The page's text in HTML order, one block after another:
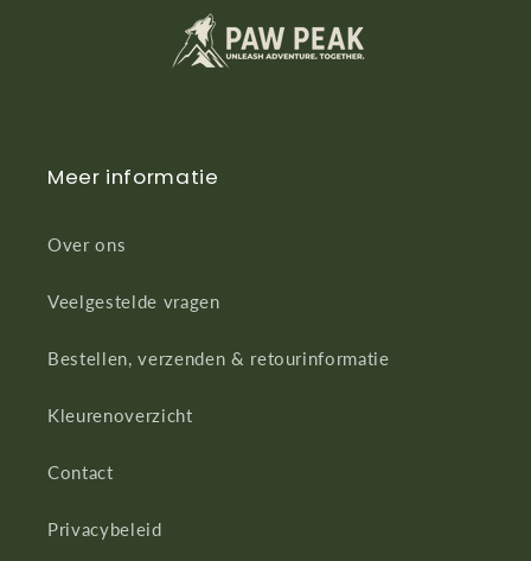
Meer informatie
Over ons
Veelgestelde vragen
Bestellen, verzenden & retourinformatie
Kleurenoverzicht
Contact
Privacybeleid